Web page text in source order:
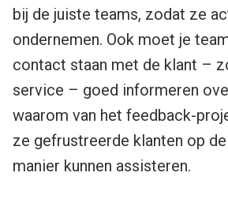
bij de juiste teams, zodat ze
ondernemen. Ook moet je
contact staan met de klant –
service – goed informeren
waarom van het feedback-
ze gefrustreerde klanten op
manier kunnen assisteren.